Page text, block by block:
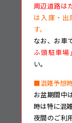
周辺道路は
は入庫・出
す。
なお、 お車
ふ頭駐車場」
い。
■混雑予想時
お盆期間中
時は特に混
夜間のご利